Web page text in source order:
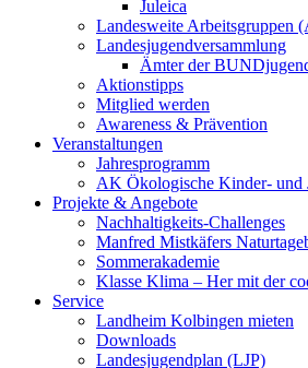
Juleica
Landesweite Arbeitsgruppen
Landesjugendversammlung
Ämter der
Aktionstipps
Mitglied werden
Awareness & Prävention
Veranstaltungen
Jahresprogramm
AK Ökologische Kinder- und
Projekte & Angebote
Nachhaltigkeits-Challenges
Manfred Mistkäfers
Sommerakademie
Klasse Klima – Her mit der
Service
Landheim Kolbingen mieten
Downloads
Landesjugendplan (LJP)